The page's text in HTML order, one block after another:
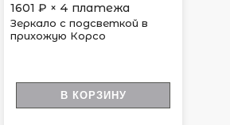
1601 ₽ × 4 платежа
Зеркало с подсветкой в
прихожую Корсо
В КОРЗИНУ